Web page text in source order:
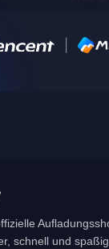
schnell und